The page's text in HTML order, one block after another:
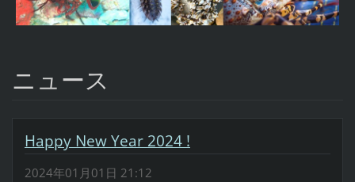
ニュース
Happy New Year 2024 !
2024年01月01日 21:12